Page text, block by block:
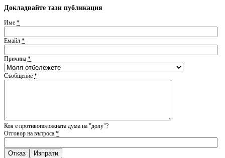
Докладвайте тази публикация
Име *
Емайл *
Причина *
Съобщение *
Коя е противоположната дума на "долу"?
Отговор на въпроса *
Отказ